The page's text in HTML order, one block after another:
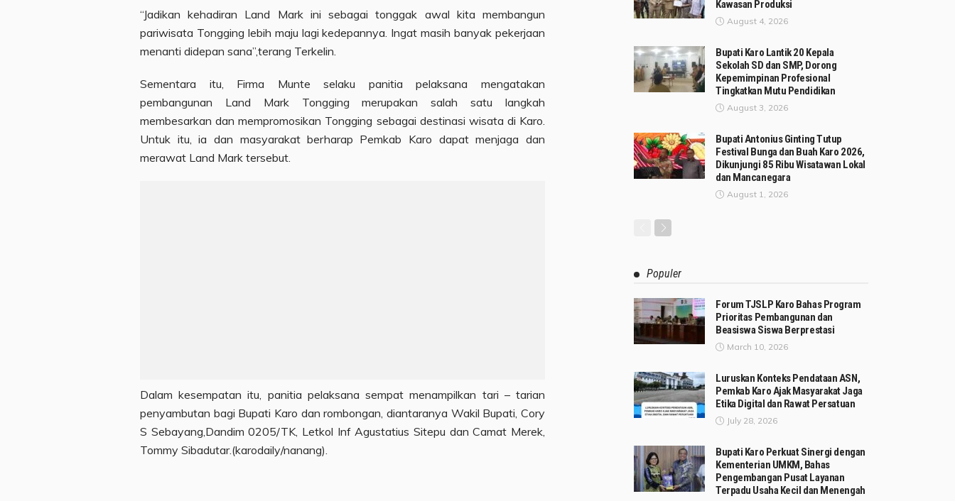
“Jadikan kehadiran Land Mark ini sebagai tonggak awal kita membangun
pariwisata Tongging lebih maju lagi kedepannya. Ingat masih banyak pekerjaan
menanti didepan sana”,terang Terkelin.
Sementara itu, Firma Munte selaku panitia pelaksana mengatakan
pembangunan Land Mark Tongging merupakan salah satu langkah
membesarkan dan mempromosikan Tongging sebagai destinasi wisata di Karo.
Untuk itu, ia dan masyarakat berharap Pemkab Karo dapat menjaga dan
merawat Land Mark tersebut.
Dalam kesempatan itu, panitia pelaksana sempat menampilkan tari – tarian
penyambutan bagi Bupati Karo dan rombongan, diantaranya Wakil Bupati, Cory
S Sebayang,Dandim 0205/TK, Letkol Inf Agustatius Sitepu dan Camat Merek,
Tommy Sibadutar.(karodaily/nanang).
Kawasan Produksi
August 4, 2026
Bupati Karo Lantik 20 Kepala
Sekolah SD dan SMP, Dorong
Kepemimpinan Profesional
Tingkatkan Mutu Pendidikan
August 3, 2026
Bupati Antonius Ginting Tutup
Festival Bunga dan Buah Karo 2026,
Dikunjungi 85 Ribu Wisatawan Lokal
dan Mancanegara
August 1, 2026
Populer
Forum TJSLP Karo Bahas Program
Prioritas Pembangunan dan
Beasiswa Siswa Berprestasi
March 10, 2026
Luruskan Konteks Pendataan ASN,
Pemkab Karo Ajak Masyarakat Jaga
Etika Digital dan Rawat Persatuan
July 28, 2026
Bupati Karo Perkuat Sinergi dengan
Kementerian UMKM, Bahas
Pengembangan Pusat Layanan
Terpadu Usaha Kecil dan Menengah